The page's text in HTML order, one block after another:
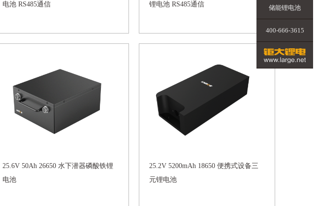
电池 RS485通信
锂电池 RS485通信
25.6V 50Ah 26650 水下潜器磷酸铁锂
电池
25.2V 5200mAh 18650 便携式设备三
元锂电池
储能锂电池
400-666-3615